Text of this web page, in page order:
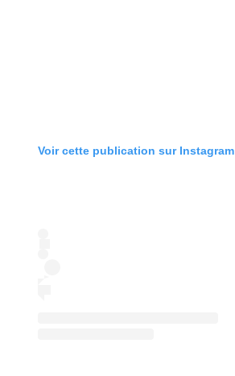
Voir cette publication sur Instagram